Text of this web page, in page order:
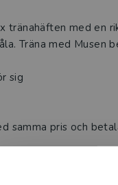
tränahäften med en
Träna med
sig
samma pris och